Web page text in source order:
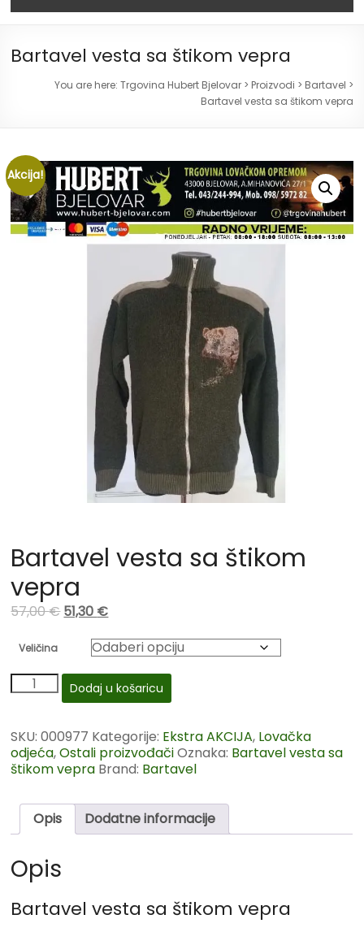
Bartavel vesta sa štikom vepra
You are here: Trgovina Hubert Bjelovar> Proizvodi > Bartavel >
Bartavel vesta sa štikom vepra
Akcija!
Bartavel vesta sa štikom
vepra
57,00€51,30 €
Veličina
Dodaj u košaricu
SKU:000977 Kategorije: Ekstra AKCIJA, Lovačka
odjeća,Ostali proizvođačiOznaka: Bartavel vesta sa
štikom vepra Brand: Bartavel
Opis Dodatne informacije
Opis
Bartavel vesta sa štikom vepra